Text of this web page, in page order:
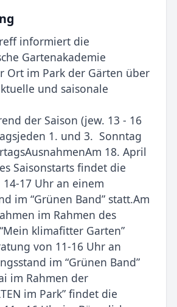
informiert die
Gartenakademie
Ort im Park der Gärten über
und saisonale
der Saison (jew. 13 - 16
1. und 3. Sonntag
18. April
Saisonstarts findet die
17 Uhr an einem
im “Grünen Band” statt.Am
im Rahmen des
klimafitter Garten”
von 11-16 Uhr an
im “Grünen Band”
im Rahmen der
im Park” findet die